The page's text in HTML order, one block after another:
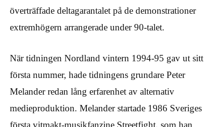
överträffade deltagarantalet på de demonstrationer
extremhögern arrangerade under 90-talet.
När tidningen Nordland vintern 1994-95 gav ut sitt
första nummer, hade tidningens grundare Peter
Melander redan lång erfarenhet av alternativ
medieproduktion. Melander startade 1986 Sveriges
första vitmakt-musikfanzine Streetfight, som han